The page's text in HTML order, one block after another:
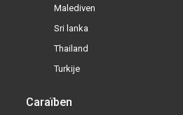
Malediven
Sri lanka
Thailand
Turkije
Caraïben